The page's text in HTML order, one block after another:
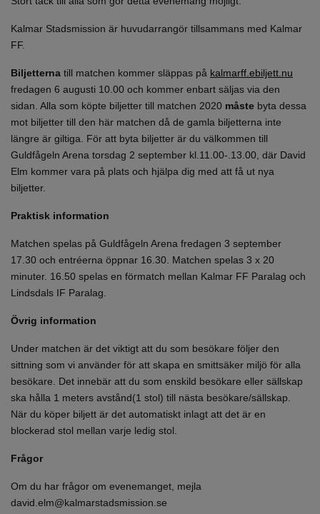
Kalmar Stadsmission är huvudarrangör tillsammans med Kalmar
FF.
Biljetterna till matchen kommer släppas på kalmarff.ebiljett.nu
fredagen 6 augusti 10.00 och kommer enbart säljas via den
sidan. Alla som köpte biljetter till matchen 2020 måste byta dessa
mot biljetter till den här matchen då de gamla biljetterna inte
längre är giltiga. För att byta biljetter är du välkommen till
Guldfågeln Arena torsdag 2 september kl.11.00-.13.00, där David
Elm kommer vara på plats och hjälpa dig med att få ut nya
biljetter.
Praktisk information
Matchen spelas på Guldfågeln Arena fredagen 3 september
17.30 och entréerna öppnar 16.30. Matchen spelas 3 x 20
minuter. 16.50 spelas en förmatch mellan Kalmar FF Paralag och
Lindsdals IF Paralag.
Övrig information
Under matchen är det viktigt att du som besökare följer den
sittning som vi använder för att skapa en smittsäker miljö för alla
besökare. Det innebär att du som enskild besökare eller sällskap
ska hålla 1 meters avstånd(1 stol) till nästa besökare/sällskap.
När du köper biljett är det automatiskt inlagt att det är en
blockerad stol mellan varje ledig stol.
Frågor
Om du har frågor om evenemanget, mejla
david.elm@kalmarstadsmission.se